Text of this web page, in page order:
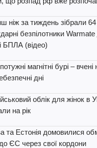
ніж за тиждень зібрали
безпілотники
БПЛА (відео)
магнітні бурі –
дні
облік для жінок в
на рік
та Естонія домовилися
до ЄС через свої кордони